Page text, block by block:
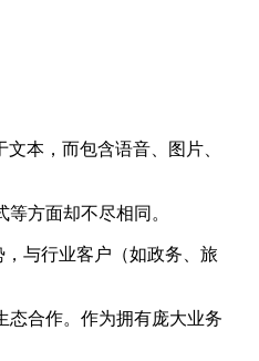
本，而包含语音、图片、
方面却不尽相同。
与行业客户（如政务、旅
态合作。作为拥有庞大业务